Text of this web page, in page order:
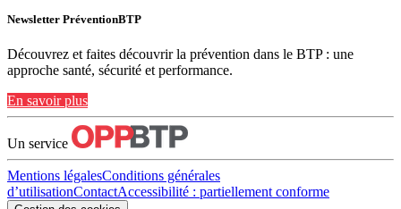
Newsletter PréventionBTP
Découvrez et faites découvrir la prévention dans le BTP : une
approche santé, sécurité et performance.
En savoir plus
Un service
Mentions légalesConditions générales
d’utilisationContactAccessibilité : partiellement conforme